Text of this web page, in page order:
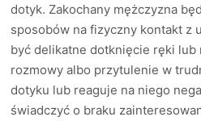
dotyk. Zakochany mężczyzna
sposobów na fizyczny kontakt z
być delikatne dotknięcie ręki lub
rozmowy albo przytulenie w
dotyku lub reaguje na niego
świadczyć o braku